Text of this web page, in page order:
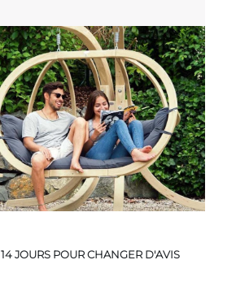
14 JOURS POUR CHANGER D'AVIS